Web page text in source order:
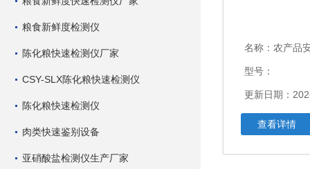
粮食新鲜度检测仪
陈化粮快速检测仪厂家
CSY-SLX陈化粮快速检测仪
陈化粮快速检测仪
肉类快速鉴别设备
亚硝酸盐检测仪生产厂家
名称： 农产品
型号：
更新日期：
查看详情